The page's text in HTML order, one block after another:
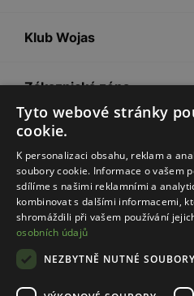
Klub Wojas
Zákaznická zóna
Společnost Wojas
Rady
Tyto webové stránky
cookie.
K personalizaci obsahu, reklam a
soubory cookie. Informace o vašem
sdílíme s našimi reklamními a
kombinovat s dalšími informacemi,
shromáždili při vašem používání
osobních údajů
NEZBYTNĚ NUTNÉ SOUBORY